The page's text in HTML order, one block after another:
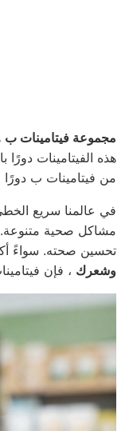
مجموعة فيتامينات ب
هذه الفيتامينات دورًا
من فيتامينات ب دورًا
في عالمنا سريع
مشاكل صحية متنوعة.
تحسين صحته. سواءً
وشعرك ، فإن